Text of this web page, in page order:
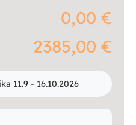
0,00 €
2385,00 €
11.9 - 16.10.2026